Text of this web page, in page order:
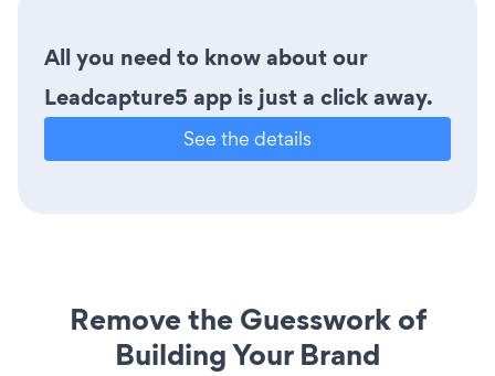
All you need to know about our
Leadcapture5 app is just a click away.
See the details
Remove the Guesswork of
Building Your Brand